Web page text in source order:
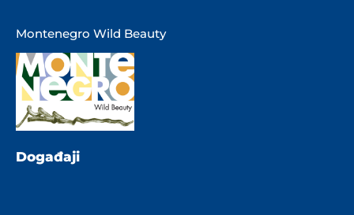
Montenegro Wild Beauty
Događaji